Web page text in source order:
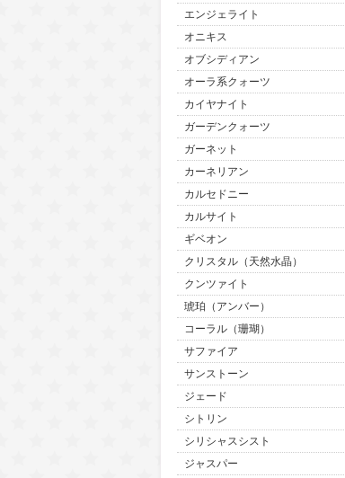
エンジェライト
オニキス
オブシディアン
オーラ系クォーツ
カイヤナイト
ガーデンクォーツ
ガーネット
カーネリアン
カルセドニー
カルサイト
ギベオン
クリスタル（天然水晶）
クンツァイト
琥珀（アンバー）
コーラル（珊瑚）
サファイア
サンストーン
ジェード
シトリン
シリシャスシスト
ジャスパー